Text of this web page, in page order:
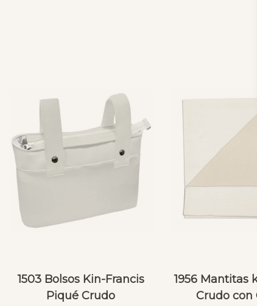
1503 Bolsos Kin-Francis
Piqué Crudo
1956 Mantitas
Crudo con